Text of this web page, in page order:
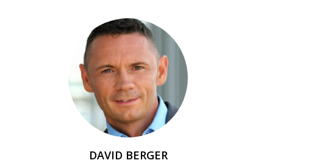
DAVID BERGER